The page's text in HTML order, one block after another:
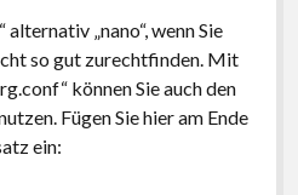
„nano“, wenn Sie
so gut zurechtfinden. Mit
können Sie auch den
Fügen Sie hier am Ende
ein: